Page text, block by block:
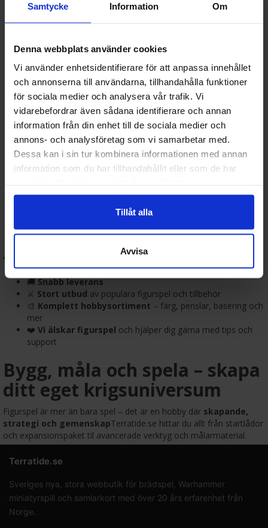
Samtycke Information Om
Denna webbplats använder cookies
Vi använder enhetsidentifierare för att anpassa innehållet
och annonserna till användarna, tillhandahålla funktioner
för sociala medier och analysera vår trafik. Vi
vidarebefordrar även sådana identifierare och annan
information från din enhet till de sociala medier och
annons- och analysföretag som vi samarbetar med.
Dessa kan i sin tur kombinera informationen med annan
information som du har tillhandahållit eller som de har
Tillåt alla
Avvisa
arméer och taktiska strider.
långt borta i strategisk markstrid.
Marvel Crisis Protocol:Samla superhjältar och skurkar från
Marvel-universumet i explosiva stadsdueller.
🎨 Färg, verktyg och tillbehör:
Målarfärg och penslar:Citadel, Vallejo, Army Painter och
andra kvalitetsmärken.
Lim, basmaterial och konverteringstillbehör: Anpassa
dina figurer och skapa egna scener.
transportera dina figurer enkelt och säkert.
🎯 Varför välja Terratide.se
för dina figurspel?
🚚Snabb leverans
⚔️ Stort utbud av populära figurspel och tillbehör
🎨 Komplett hobbysortiment – färg, penslar, basering och
mer
❤️ Vi älskar figurspel och hjälper dig gärna med tips och
support
Bygg, måla och spela – skapa
ditt eget krigsuniversum
Figurspel är mer än bara spel – det är en hobby där skapande,
strategi och gemenskapTerratide.se hittar du allt från startlådor
och expansionspaket til avancerade verktyg och målarmaterial.
Terratide.se
Sveriges nya, stora webbutik för brädspel, Warhammer
miniatyrspill och samlarkort med över 20 års erfarenhet från
Norge.